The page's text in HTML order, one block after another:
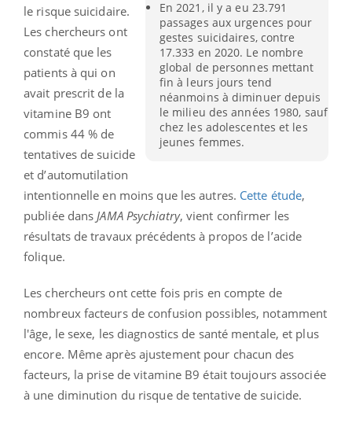
En 2021, il y a eu 23.791
passages aux urgences pour
gestes suicidaires, contre
17.333 en 2020. Le nombre
global de personnes mettant
fin à leurs jours tend
néanmoins à diminuer depuis
le milieu des années 1980, sauf
chez les adolescentes et les
jeunes femmes.
le risque suicidaire.
Les chercheurs ont
constaté que les
patients à qui on
avait prescrit de la
vitamine B9 ont
commis 44 % de
tentatives de suicide
et d’automutilation
intentionnelle en moins que les autres. Cette étude,
publiée dans JAMA Psychiatry, vient confirmer les
résultats de travaux précédents à propos de l’acide
folique.
Les chercheurs ont cette fois pris en compte de
nombreux facteurs de confusion possibles, notamment
l'âge, le sexe, les diagnostics de santé mentale, et plus
encore. Même après ajustement pour chacun des
facteurs, la prise de vitamine B9 était toujours associée
à une diminution du risque de tentative de suicide.